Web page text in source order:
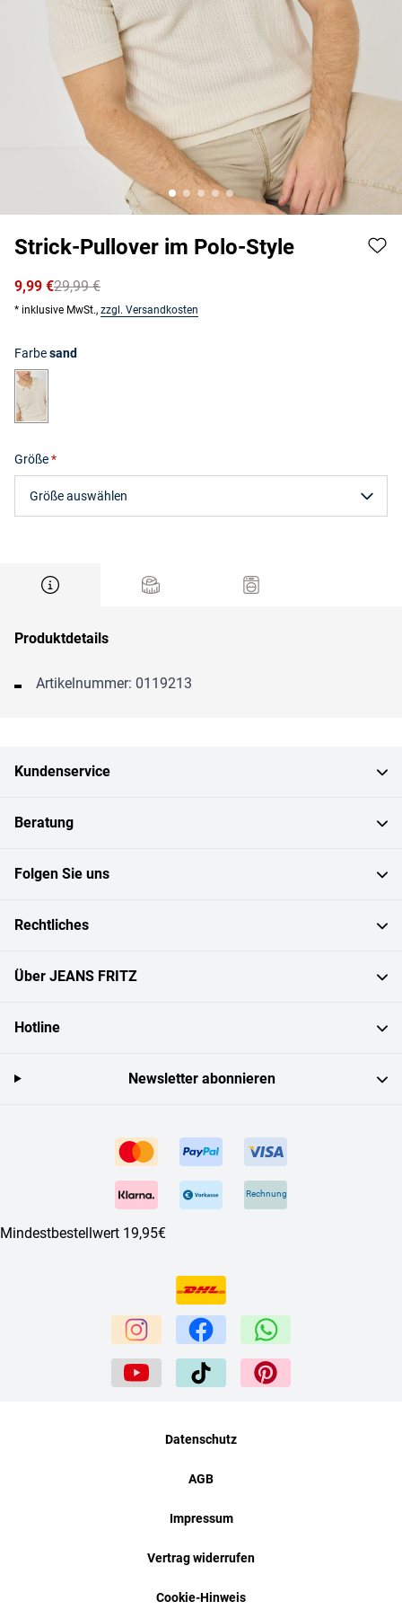
Strick-Pullover im Polo-Style
29,99 €
9,99 €
* inklusive MwSt., zzgl. Versandkosten
Farbesand
sand
Größe
Größe auswählen
Produktdetails
Artikelnummer: 0119213
Kundenservice
Beratung
Folgen Sie uns
Rechtliches
Über JEANS FRITZ
Hotline
Rechnung
Mindestbestellwert 19,95€
Newsletter abonnieren
Datenschutz
AGB
Impressum
Vertrag widerrufen
Cookie-Hinweis